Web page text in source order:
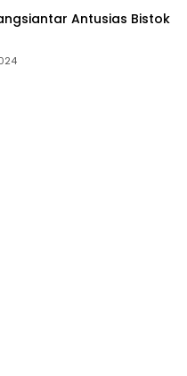
Antusias Bistok